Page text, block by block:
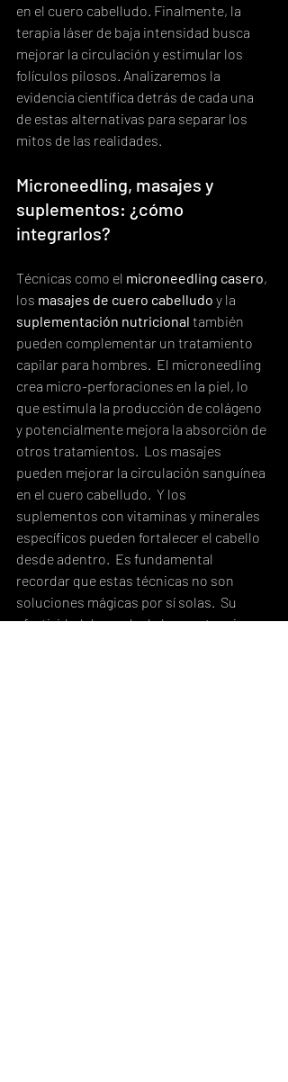
en el cuero cabelludo. Finalmente, la
terapia láser de baja intensidad busca
mejorar la circulación y estimular los
folículos pilosos. Analizaremos la
evidencia científica detrás de cada una
de estas alternativas para separar los
mitos de las realidades.
Microneedling, masajes y
suplementos: ¿cómo
integrarlos?
Técnicas como el microneedling casero,
los masajes de cuero cabelludo y la
suplementación nutricional también
pueden complementar un tratamiento
capilar para hombres.  El microneedling
crea micro-perforaciones en la piel, lo
que estimula la producción de colágeno
y potencialmente mejora la absorción de
otros tratamientos.  Los masajes
pueden mejorar la circulación sanguínea
en el cuero cabelludo.  Y los
suplementos con vitaminas y minerales
específicos pueden fortalecer el cabello
desde adentro.  Es fundamental
recordar que estas técnicas no son
soluciones mágicas por sí solas.  Su
efectividad depende de la constancia y